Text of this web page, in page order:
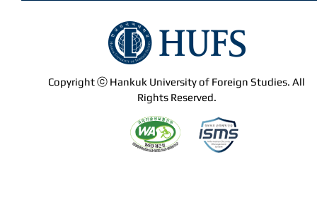
Copyright ⓒ Hankuk University of Foreign Studies. All
Rights Reserved.